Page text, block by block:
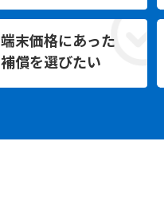
端末価格にあった
補償を選びたい